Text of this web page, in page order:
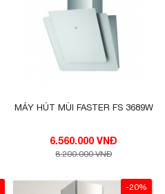
MÁY HÚT MÙI FASTER FS 3689W
6.560.000 VNĐ
8.200.000 VNĐ
-20%